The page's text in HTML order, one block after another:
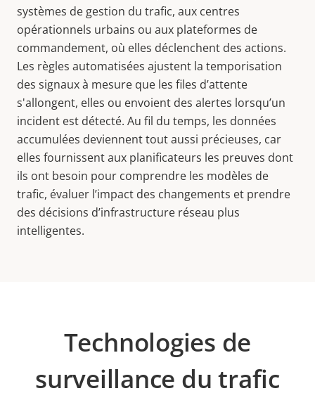
systèmes de gestion du trafic, aux centres
opérationnels urbains ou aux plateformes de
commandement, où elles déclenchent des actions.
Les règles automatisées ajustent la temporisation
des signaux à mesure que les files d’attente
s'allongent, elles ou envoient des alertes lorsqu’un
incident est détecté. Au fil du temps, les données
accumulées deviennent tout aussi précieuses, car
elles fournissent aux planificateurs les preuves dont
ils ont besoin pour comprendre les modèles de
trafic, évaluer l’impact des changements et prendre
des décisions d’infrastructure réseau plus
intelligentes.
Technologies de
surveillance du trafic